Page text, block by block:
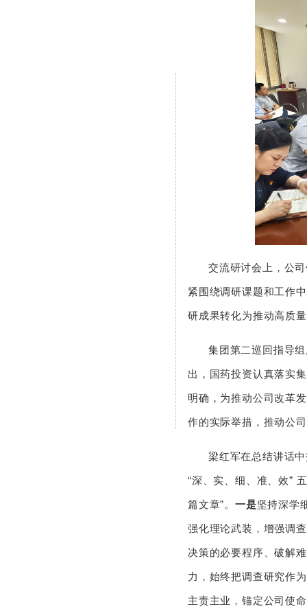
交流研讨会上，公
紧围绕调研课题和工作
研成果转化为推动高质
集团第二巡回指导
出，国药投资认真落实
明确，为推动公司改革
作的实际举措，推动公
梁红军在总结讲话
“深、实、细、准、效”
篇文章”。 一是坚持深学
强化理论武装，增强调
决策的必要程序、破解
力，始终把调查研究作
主责主业，锚定公司使